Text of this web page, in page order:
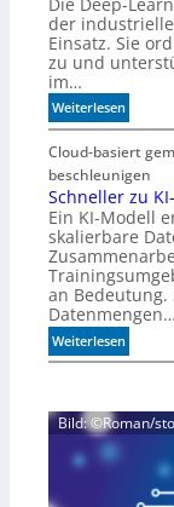
n
i
a
l
s
i
e
r
t
e
I
R
-
S
e
n
s
e
der
Einsatz. Sie
zu und
im…
Weiterlesen:
W
e
n
n
d
i
e
K
I
m
i
t
e
n
Cloud-basiert
beschleunigen
Schneller zu
Ein KI-Modell
skalierbare
an Bedeutung.
Datenmengen…
Weiterlesen:
S
n
Bild: ©Roman/